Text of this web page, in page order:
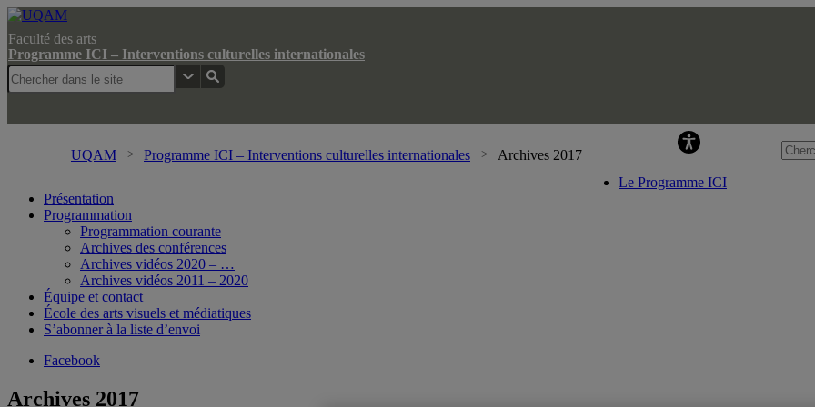
Faculté des arts
Programme ICI – Interventions culturelles internationales
UQAM Programme ICI – Interventions culturelles internationales Archives 2017
Le Programme ICI
Présentation
Programmation
Programmation courante
Archives des conférences
Archives vidéos 2020 – …
Archives vidéos 2011 – 2020
Équipe et contact
École des arts visuels et médiatiques
S’abonner à la liste d’envoi
Facebook
Archives 2017